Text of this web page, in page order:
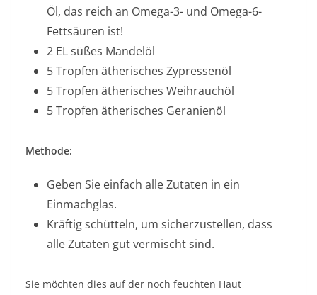
Öl, das reich an Omega-3- und Omega-6-
Fettsäuren ist!
2 EL süßes Mandelöl
5 Tropfen ätherisches Zypressenöl
5 Tropfen ätherisches Weihrauchöl
5 Tropfen ätherisches Geranienöl
Methode:
Geben Sie einfach alle Zutaten in ein
Einmachglas.
Kräftig schütteln, um sicherzustellen, dass
alle Zutaten gut vermischt sind.
Sie möchten dies auf der noch feuchten Haut